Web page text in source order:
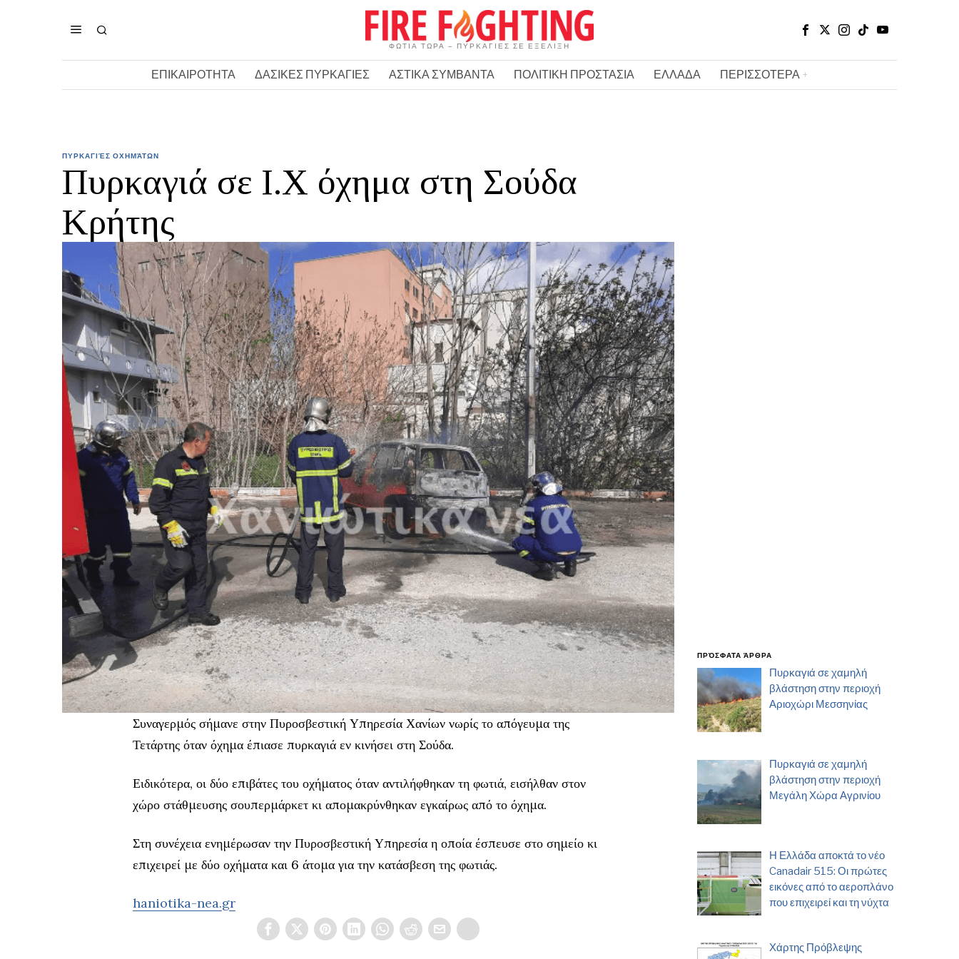
ΦΩΤΙΑ ΤΩΡΑ – ΠΥΡΚΑΓΙΕΣ ΣΕ ΕΞΕΛΙΞΗ
ΕΠΙΚΑΙΡΟΤΗΤΑ ΔΑΣΙΚΕΣ ΠΥΡΚΑΓΙΕΣ ΑΣΤΙΚΑ ΣΥΜΒΑΝΤΑ ΠΟΛΙΤΙΚΗ ΠΡΟΣΤΑΣΙΑ ΕΛΛΑΔΑ ΠΕΡΙΣΣΟΤΕΡΑ
ΠΥΡΚΑΓΙΈΣ ΟΧΗΜΆΤΩΝ
Πυρκαγιά σε Ι.Χ όχημα στη Σούδα
Κρήτης
Συναγερμός σήμανε στην Πυροσβεστική Υπηρεσία Χανίων νωρίς το απόγευμα της
Τετάρτης όταν όχημα έπιασε πυρκαγιά εν κινήσει στη Σούδα.
Ειδικότερα, οι δύο επιβάτες του οχήματος όταν αντιλήφθηκαν τη φωτιά, εισήλθαν στον
χώρο στάθμευσης σουπερμάρκετ κι απομακρύνθηκαν εγκαίρως από το όχημα.
Στη συνέχεια ενημέρωσαν την Πυροσβεστική Υπηρεσία η οποία έσπευσε στο σημείο κι
επιχειρεί με δύο οχήματα και 6 άτομα για την κατάσβεση της φωτιάς.
haniotika-nea.gr
ΠΡΌΣΦΑΤΑ ΆΡΘΡΑ
Πυρκαγιά σε χαμηλή
βλάστηση στην περιοχή
Αριοχώρι Μεσσηνίας
Πυρκαγιά σε χαμηλή
βλάστηση στην περιοχή
Μεγάλη Χώρα Αγρινίου
Η Ελλάδα αποκτά το νέο
Canadair 515: Οι πρώτες
εικόνες από το αεροπλάνο
που επιχειρεί και τη νύχτα
Χάρτης Πρόβλεψης